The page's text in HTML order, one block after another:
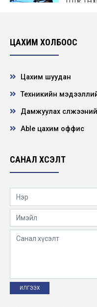
ЦДҮС
ЦАХИМ ХОЛБООС
Цахим шуудан
Техникийн
Дамжуулах
Able цахим оффис
САНАЛ ХҮСЭЛТ